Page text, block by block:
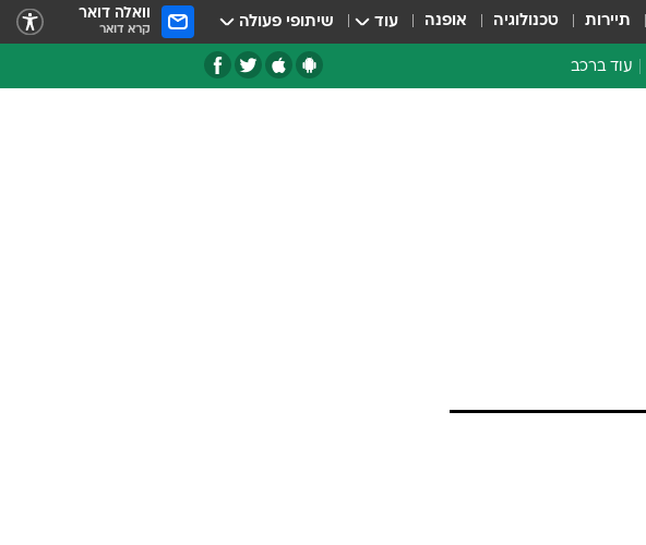
תיירות טכנולוגיה אופנה עוד שיתופי פעולה וואלה דואר
קרא דואר
עוד ברכב